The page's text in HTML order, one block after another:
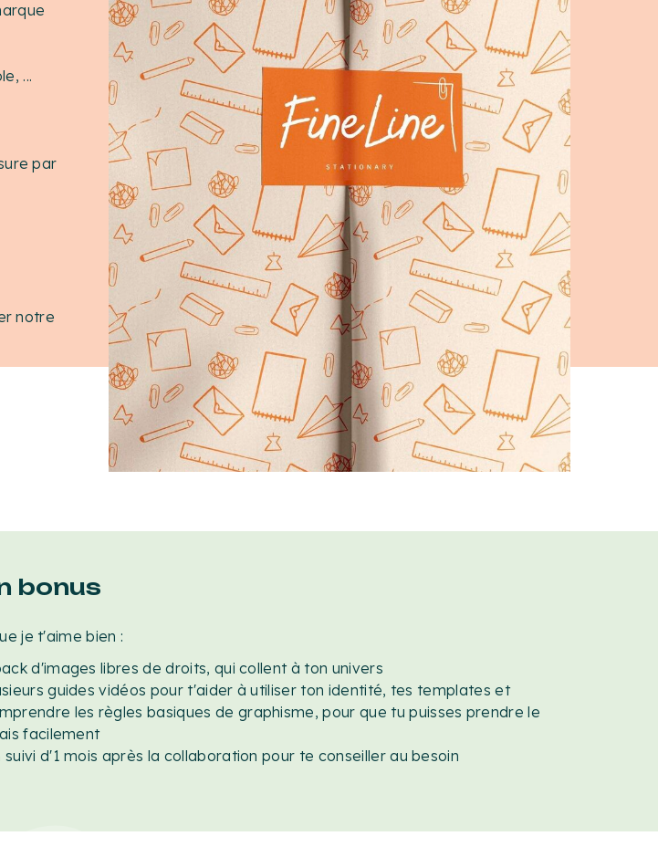
...
par
notre
bonus
d'images libres de droits, qui collent à ton univers
guides vidéos pour t'aider à utiliser ton identité, tes templates et
les règles basiques de graphisme, pour que tu puisses prendre le
facilement
suivi d'1 mois après la collaboration pour te conseiller au besoin
je t'aime bien :